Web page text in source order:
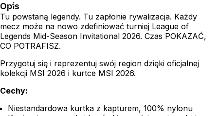
Opis
Tu powstaną legendy. Tu zapłonie rywalizacja. Każdy
mecz może na nowo zdefiniować turniej League of
Legends Mid-Season Invitational 2026. Czas POKAZAĆ,
CO POTRAFISZ.
Przygotuj się i reprezentuj swój region dzięki oficjalnej
kolekcji MSI 2026 i kurtce MSI 2026.
Cechy:
Niestandardowa kurtka z kapturem, 100% nylonu